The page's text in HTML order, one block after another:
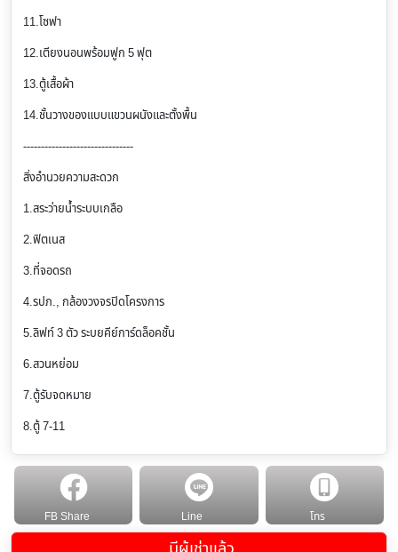
11.โซฟา
12.เตียงนอนพร้อมฟูก 5 ฟุต
13.ตู้เสื้อผ้า
14.ชั้นวางของแบบแขวนผนังและตั้งพื้น
-------------------------------
สิ่งอำนวยความสะดวก
1.สระว่ายน้ำระบบเกลือ
2.ฟิตเนส
3.ที่จอดรถ
4.รปภ., กล้องวงจรปิดโครงการ
5.ลิฟท์ 3 ตัว ระบยคีย์การ์ดล็อคชั้น
6.สวนหย่อม
7.ตู้รับจดหมาย
8.ตู้ 7-11
FB Share Line โทร